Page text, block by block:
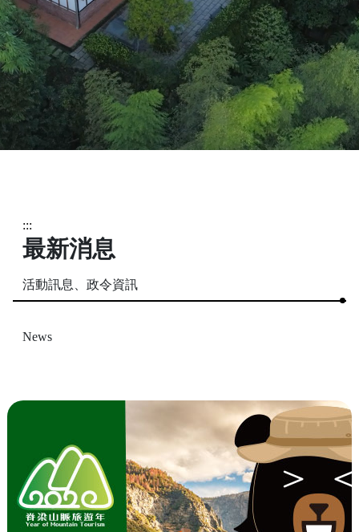
:::
最新消息
活動訊息、政令資訊
News